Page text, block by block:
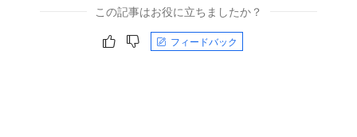
この記事はお役に立ちましたか？
フィードバック